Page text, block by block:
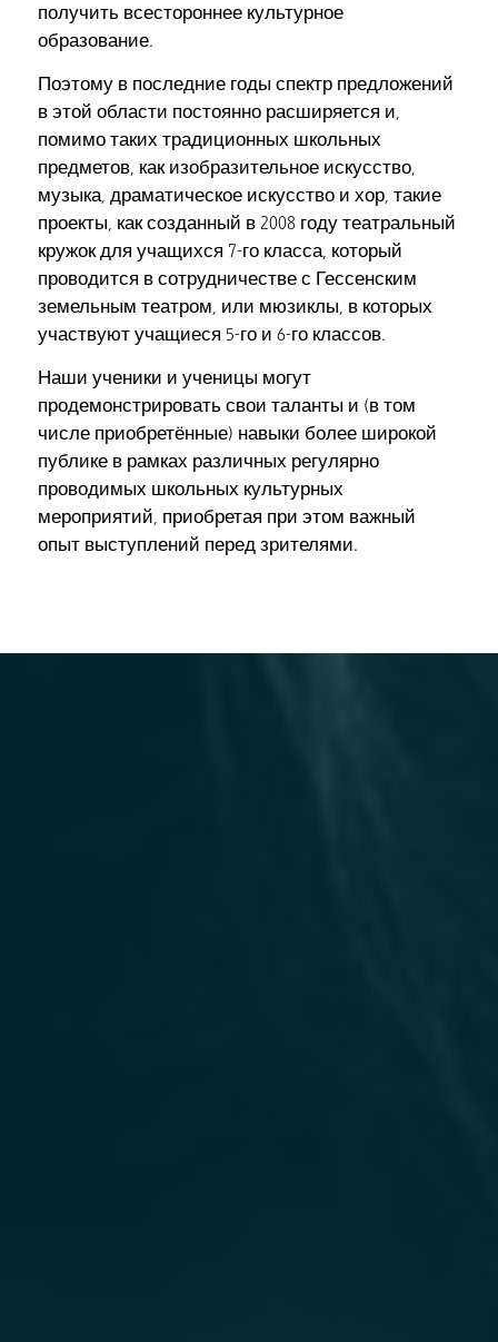
получить всестороннее культурное
образование.
Поэтому в последние годы спектр предложений
в этой области постоянно расширяется и,
помимо таких традиционных школьных
предметов, как изобразительное искусство,
музыка, драматическое искусство и хор, такие
проекты, как созданный в 2008 году театральный
кружок для учащихся 7-го класса, который
проводится в сотрудничестве с Гессенским
земельным театром, или мюзиклы, в которых
участвуют учащиеся 5-го и 6-го классов.
Наши ученики и ученицы могут
продемонстрировать свои таланты и (в том
числе приобретённые) навыки более широкой
публике в рамках различных регулярно
проводимых школьных культурных
мероприятий, приобретая при этом важный
опыт выступлений перед зрителями.